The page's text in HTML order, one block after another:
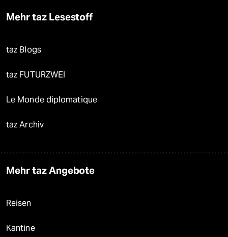
Mehr taz Lesestoff
taz Blogs
taz FUTURZWEI
Le Monde diplomatique
taz Archiv
Mehr taz Angebote
Reisen
Kantine